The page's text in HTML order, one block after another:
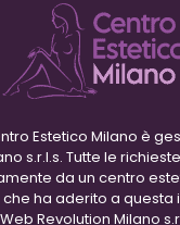
Estetico Milano è
s.r.l.s. Tutte le
da un centro
ha aderito a questa
Revolution Milano